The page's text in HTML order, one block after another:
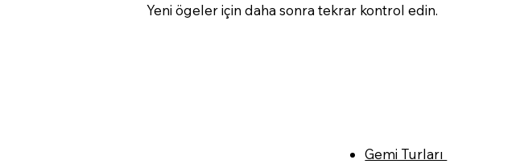
Yeni ögeler için daha sonra tekrar kontrol edin.
Gemi Turları